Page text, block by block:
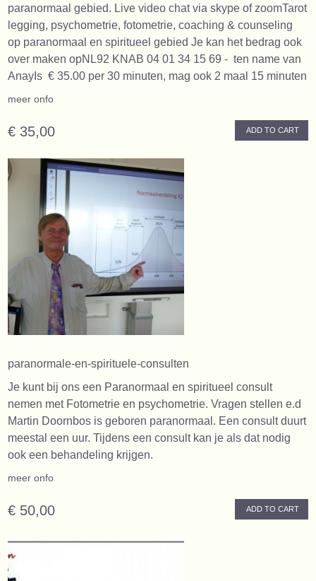
paranormaal gebied. Live video chat via skype of zoomTarot
legging, psychometrie, fotometrie, coaching & counseling
op paranormaal en spiritueel gebied Je kan het bedrag ook
over maken opNL92 KNAB 04 01 34 15 69 - ten name van
AnayIs € 35.00 per 30 minuten, mag ook 2 maal 15 minuten
meer onfo
€ 35,00 ADD TO CART
paranormale-en-spirituele-consulten
Je kunt bij ons een Paranormaal en spiritueel consult
nemen met Fotometrie en psychometrie. Vragen stellen e.d
Martin Doornbos is geboren paranormaal. Een consult duurt
meestal een uur. Tijdens een consult kan je als dat nodig
ook een behandeling krijgen.
meer onfo
€ 50,00 ADD TO CART